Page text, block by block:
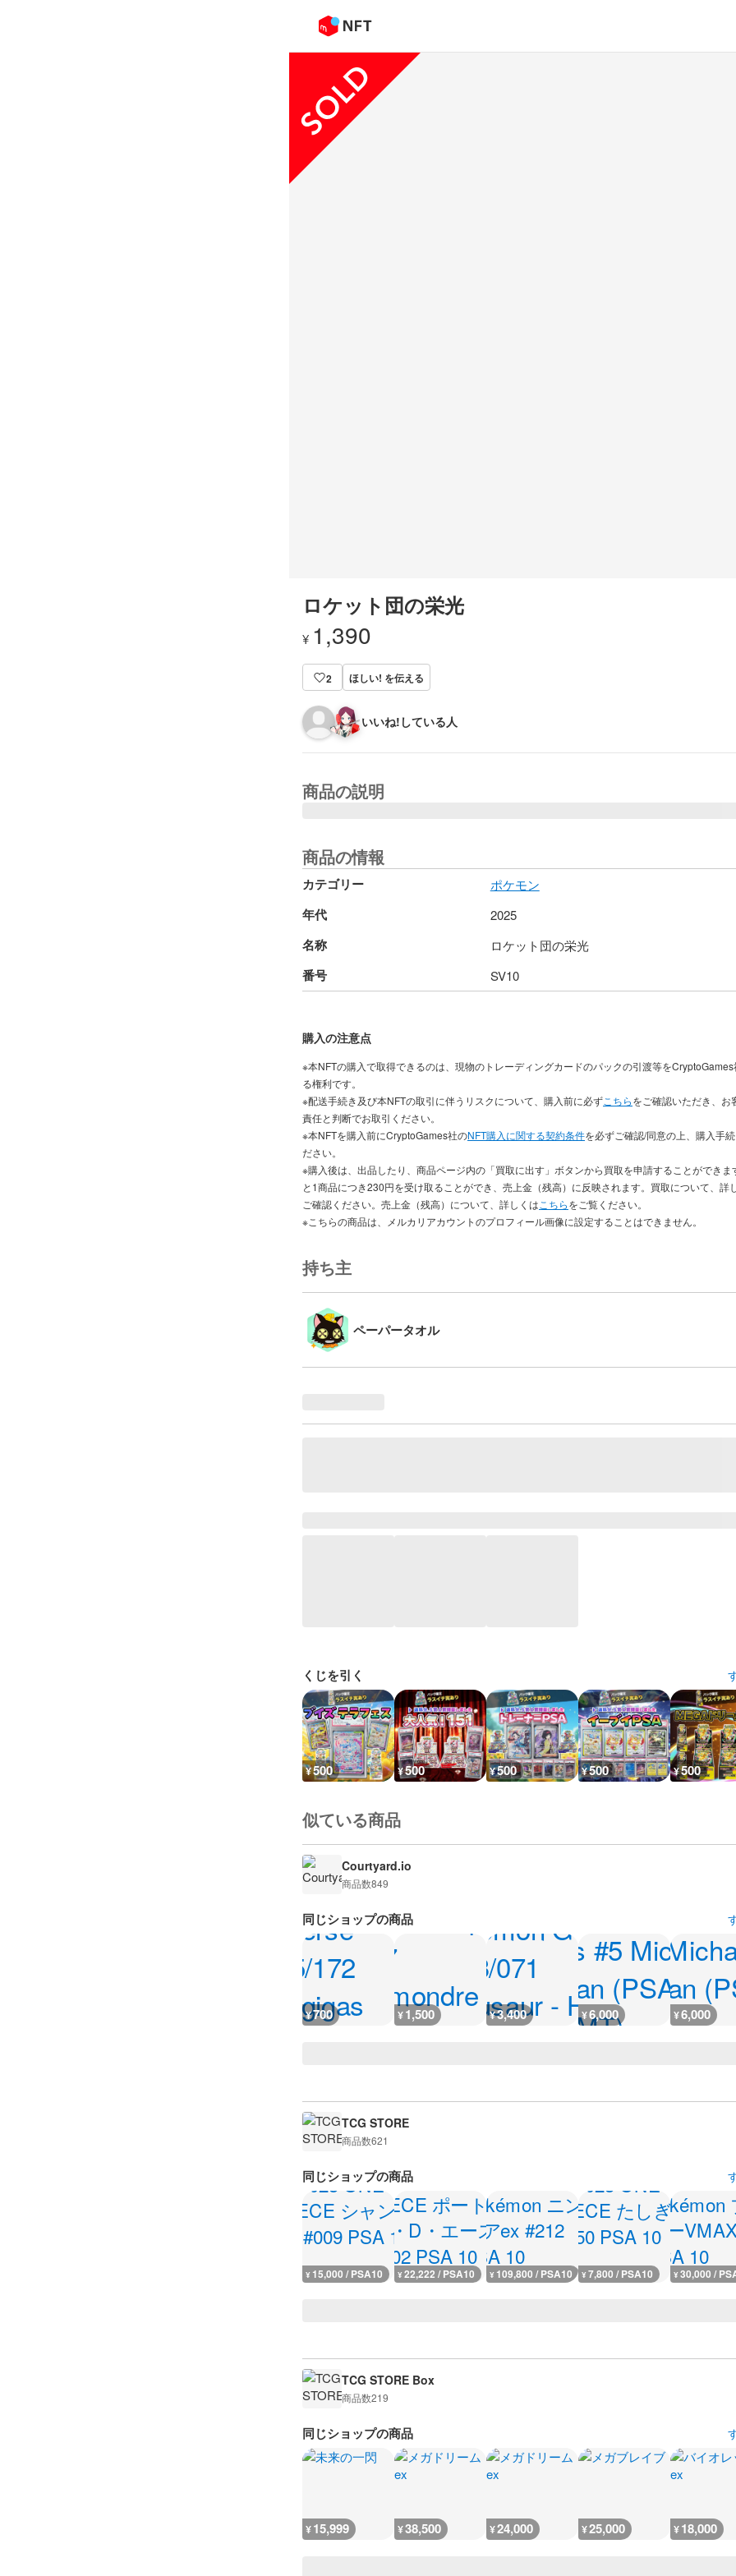
ロケット団の栄光
¥ 1,390
2 ほしい! を伝える
いいね!している人
商品の説明
商品の情報
カテゴリー ポケモン
年代 2025
名称 ロケット団の栄光
番号 SV10
購入の注意点
※本NFTの購入で取得できるのは、現物のトレーディングカードのパックの引渡等をCryptoGames
る権利です。
※配送手続き及び本NFTの取引に伴うリスクについて、購入前に必ずこちらをご確認いただき、お
責任と判断でお取引ください。
※本NFTを購入前にCryptoGames社のNFT購入に関する契約条件を必ずご確認/同意の上、購入手
ださい。
※購入後は、出品したり、商品ページ内の「買取に出す」ボタンから買取を申請することができま
と1商品につき230円を受け取ることができ、売上金（残高）に反映されます。買取について、詳
ご確認ください。売上金（残高）について、詳しくは こちらをご覧ください。
※こちらの商品は、メルカリアカウントのプロフィール画像に設定することはできません。
持ち主
ペーパータオル
くじを引く
¥500 ¥500 ¥500 ¥500 ¥500
似ている商品
Courtyard.io
商品数849
同じショップの商品
¥700 ¥1,500 ¥3,400 ¥6,000 ¥6,000
TCG STORE
商品数621
同じショップの商品
¥ 15,000 / PSA10 ¥22,222 / PSA10 ¥ 109,800 / PSA10 ¥7,800 / PSA10 ¥30,000 /
TCG STORE Box
商品数219
同じショップの商品
¥15,999 ¥38,500 ¥24,000 ¥25,000 ¥18,000